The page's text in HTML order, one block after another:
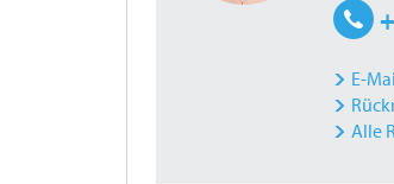
E-
Alle